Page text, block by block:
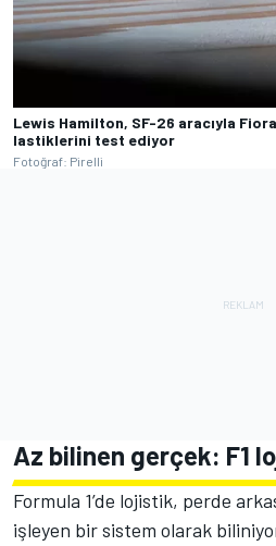
Lewis Hamilton, SF-26 aracıyla
lastiklerini test ediyor
Fotoğraf: Pirelli
Az bilinen gerçek: F1
Formula 1’de lojistik, perde
işleyen bir sistem olarak